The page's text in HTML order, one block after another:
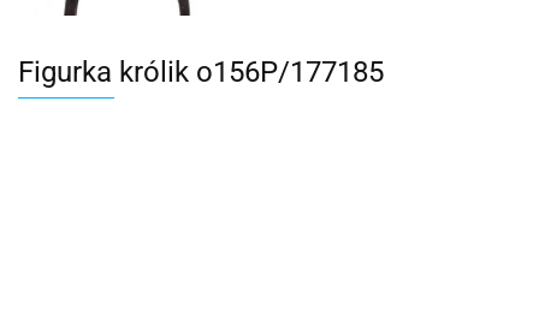
Figurka królik o156P/177185